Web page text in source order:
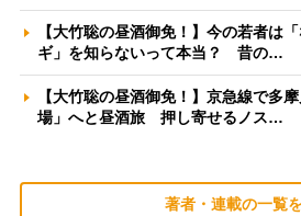
【大竹聡の昼酒御免！】今の若者は
ギ」を知らないって本当？ 昔の…
【大竹聡の昼酒御免！】京急線で多
場」へと昼酒旅 押し寄せるノス…
著者・連載の一覧